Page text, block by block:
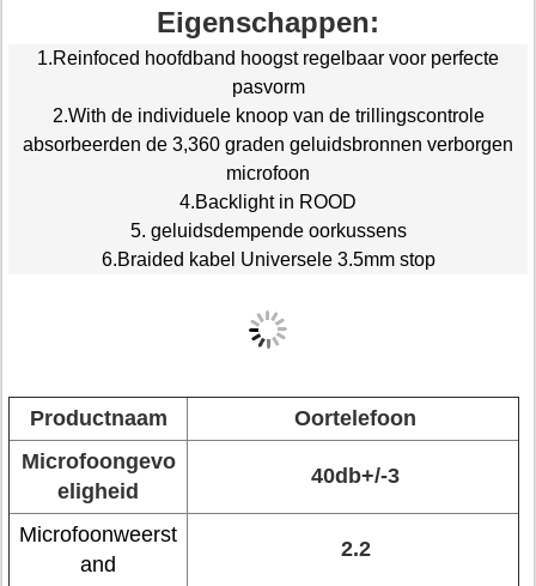
Eigenschappen:
1.Reinfoced hoofdband hoogst regelbaar voor perfecte
pasvorm
2.With de individuele knoop van de trillingscontrole
absorbeerden de 3,360 graden geluidsbronnen verborgen
microfoon
4.Backlight in ROOD
5. geluidsdempende oorkussens
6.Braided kabel Universele 3.5mm stop
Productnaam
Oortelefoon
Microfoongevo
eligheid
40db+/-3
Microfoonweerst
and
2.2